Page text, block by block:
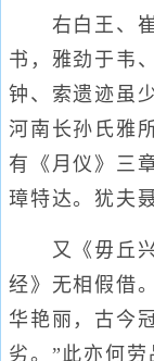
右白王、崔
书，雅劲于韦
钟、索遗迹虽
河南长孙氏雅
有《月仪》三
璋特达。犹夫
又《毋丘兴
经》无相假借
华艳丽，古今
劣。”此亦何劳